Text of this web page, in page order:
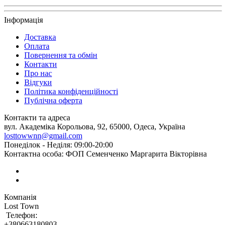
Інформація
Доставка
Оплата
Повернення та обмін
Контакти
Про нас
Відгуки
Політика конфіденційності
Публічна оферта
Контакти та адреса
вул. Академіка Корольова, 92, 65000, Одеса, Україна
losttowwnn@gmail.com
Понеділок - Неділя: 09:00-20:00
Контактна особа: ФОП Семенченко Маргарита Вікторівна
Компанія
Lost Town
Телефон: